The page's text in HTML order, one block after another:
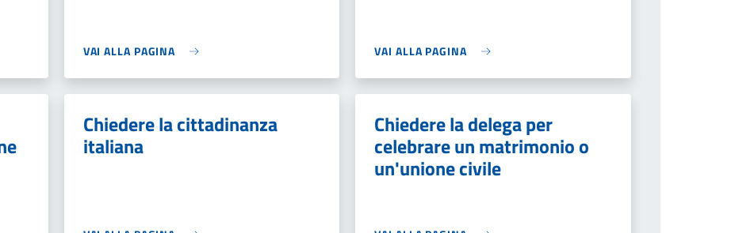
VAI ALLA PAGINA VAI ALLA PAGINA
Chiedere la cittadinanza
italiana
Chiedere la delega per
celebrare un matrimonio o
un'unione civile